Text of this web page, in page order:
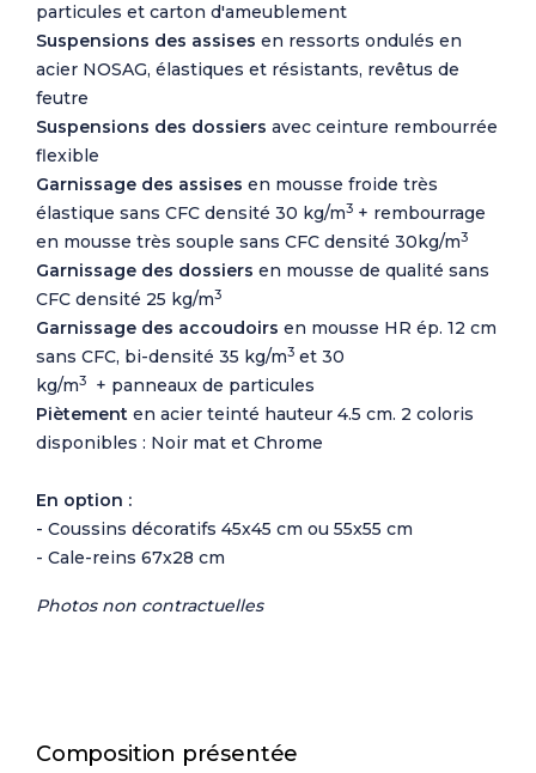
particules et carton d'ameublement
Suspensions des assises en ressorts ondulés en
acier NOSAG, élastiques et résistants, revêtus de
feutre
Suspensions des dossiers avec ceinture rembourrée
flexible
Garnissage des assises en mousse froide très
élastique sans CFC densité 30 kg/m3 + rembourrage
en mousse très souple sans CFC densité 30kg/m3
Garnissage des dossiers en mousse de qualité sans
CFC densité 25 kg/m3
Garnissage des accoudoirs en mousse HR ép. 12 cm
sans CFC, bi-densité 35 kg/m3 et 30
kg/m3
+ panneaux de particules
Piètement en acier teinté hauteur 4.5 cm. 2 coloris
disponibles : Noir mat et Chrome
En option :
- Coussins décoratifs 45x45 cm ou 55x55 cm
- Cale-reins 67x28 cm
Photos non contractuelles
Composition présentée